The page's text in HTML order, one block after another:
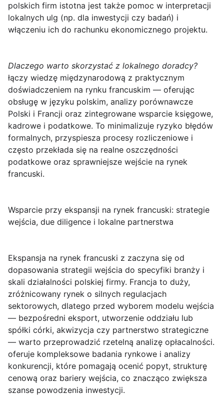
polskich firm istotna jest także pomoc w interpretacji
lokalnych ulg (np. dla inwestycji czy badań) i
włączeniu ich do rachunku ekonomicznego projektu.
Dlaczego warto skorzystać z lokalnego doradcy?
łączy wiedzę międzynarodową z praktycznym
doświadczeniem na rynku francuskim — oferując
obsługę w języku polskim, analizy porównawcze
Polski i Francji oraz zintegrowane wsparcie księgowe,
kadrowe i podatkowe. To minimalizuje ryzyko błędów
formalnych, przyspiesza procesy rozliczeniowe i
często przekłada się na realne oszczędności
podatkowe oraz sprawniejsze wejście na rynek
francuski.
Wsparcie przy ekspansji na rynek francuski: strategie
wejścia, due diligence i lokalne partnerstwa
Ekspansja na rynek francuski z zaczyna się od
dopasowania strategii wejścia do specyfiki branży i
skali działalności polskiej firmy. Francja to duży,
zróżnicowany rynek o silnych regulacjach
sektorowych, dlatego przed wyborem modelu wejścia
— bezpośredni eksport, utworzenie oddziału lub
spółki córki, akwizycja czy partnerstwo strategiczne
— warto przeprowadzić rzetelną analizę opłacalności.
oferuje kompleksowe badania rynkowe i analizy
konkurencji, które pomagają ocenić popyt, strukturę
cenową oraz bariery wejścia, co znacząco zwiększa
szanse powodzenia inwestycji.